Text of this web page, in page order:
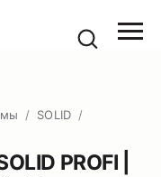
/ SOLID /
PROFI |